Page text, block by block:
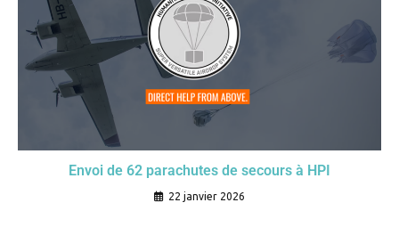
Envoi de 62 parachutes de secours à HPI
22 janvier 2026